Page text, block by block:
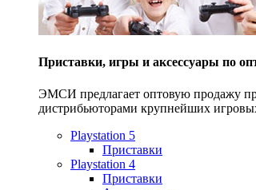
Приставки, игры и аксессуары по
ЭМСИ предлагает оптовую продажу
дистрибьюторами крупнейших
Playstation 5
Приставки
Playstation 4
Приставки